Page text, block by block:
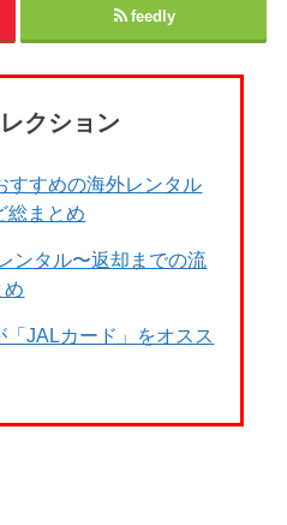
feedly
クション
すすめの海外レンタル
総まとめ
ンタル〜返却までの流
め
「JALカード」をオスス